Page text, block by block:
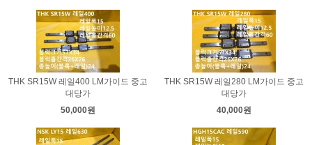
THK SR15W 레일400 LM가이드 중고
대당가
50,000원
THK SR15W 레일280 LM가이드 중고
대당가
40,000원